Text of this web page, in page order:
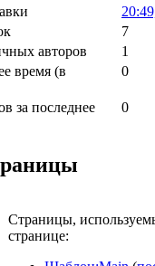
7
авторов
1
время (в
0
за последнее
0
Страницы,
странице: